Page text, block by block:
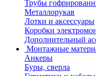
Трубы
Металлорукав
Лотки и аксессуары
Коробки
Дополнительный
Монтажные
Анкеры
Буры, сверла